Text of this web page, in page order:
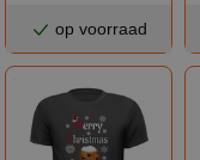
op voorraad